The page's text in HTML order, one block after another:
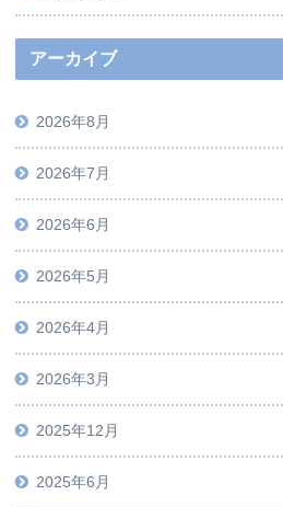
アーカイブ
2026年8月
2026年7月
2026年6月
2026年5月
2026年4月
2026年3月
2025年12月
2025年6月